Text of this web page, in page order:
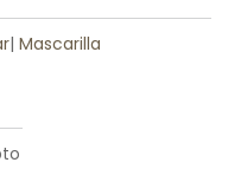
| Mascarilla